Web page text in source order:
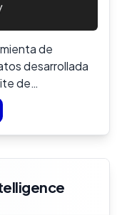
de
desarrollada
de